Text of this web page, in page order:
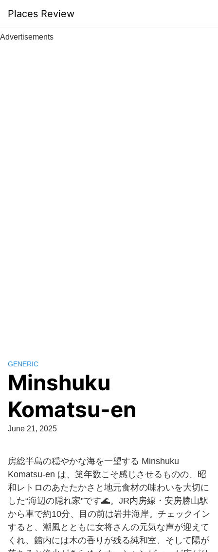
content
Places Review
Advertisements
GENERIC
Minshuku
Komatsu-en
June 21, 2025
房総半島の穏やかな海を一望する Minshuku
Komatsu-en は、築年数こそ感じさせるものの、昭
和レトロのあたたかさと地元食材の味わいを大切に
した“海辺の隠れ家”です🌊。JR内房線・安房勝山駅
から車で約10分、目の前は岩井海岸。チェックイン
すると、潮風とともに女将さんの元気な声が迎えて
くれ、館内には木の香りが残る純和室、そして陽が